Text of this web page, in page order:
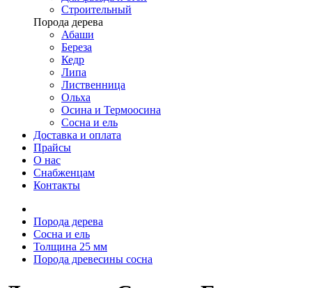
Строительный
Порода дерева
Абаши
Береза
Кедр
Липа
Лиственница
Ольха
Осина и Термоосина
Сосна и ель
Доставка и оплата
Прайсы
О нас
Снабженцам
Контакты
Порода дерева
Сосна и ель
Толщина 25 мм
Порода древесины сосна